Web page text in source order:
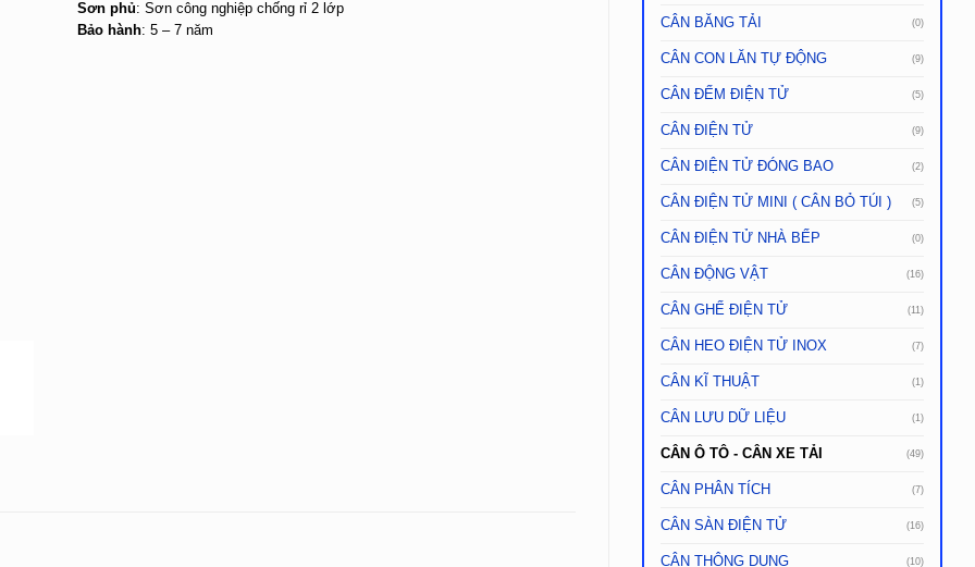
CÂN BĂNG TẢI (0)
CÂN CON LĂN TỰ ĐỘNG (9)
CÂN ĐẾM ĐIỆN TỬ (5)
CÂN ĐIỆN TỬ (9)
CÂN ĐIỆN TỬ ĐÓNG BAO (2)
CÂN ĐIỆN TỬ MINI ( CÂN BỎ TÚI ) (5)
CÂN ĐIỆN TỬ NHÀ BẾP (0)
CÂN ĐỘNG VẬT (16)
CÂN GHẾ ĐIỆN TỬ (11)
CÂN HEO ĐIỆN TỬ INOX (7)
CÂN KĨ THUẬT (1)
CÂN LƯU DỮ LIỆU (1)
CÂN Ô TÔ - CÂN XE TẢI (49)
CÂN PHÂN TÍCH (7)
CÂN SÀN ĐIỆN TỬ (16)
CÂN THÔNG DỤNG (10)
Sơn phủ: Sơn công nghiệp chống rỉ 2 lớp
Bảo hành: 5 – 7 năm